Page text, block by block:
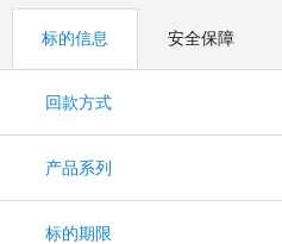
标的信息 安全保障
回款方式
产品系列
标的期限